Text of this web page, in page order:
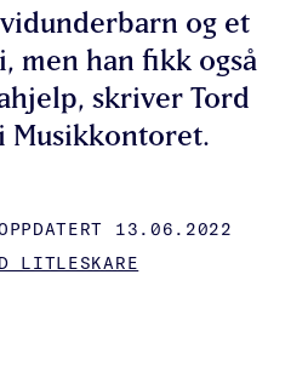
og et
men han fikk også
skriver Tord
Musikkontoret.
13.06.2022
LITLESKARE